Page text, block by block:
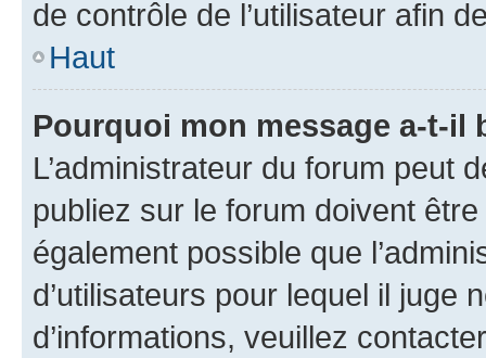
de contrôle de l’utilisateur afin
Haut
Pourquoi mon message a-t-il
L’administrateur du forum peut
publiez sur le forum doivent
également possible que
d’utilisateurs pour lequel il juge
d’informations, veuillez